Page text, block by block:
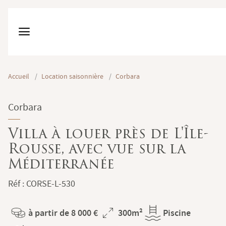
Accueil / Location saisonnière / Corbara
Corbara
Villa à louer près de L'Île-
Rousse, avec vue sur la
Méditerranée
Réf : CORSE-L-530
Prix
à partir de 8 000 €
Superficie
300m²
Piscine